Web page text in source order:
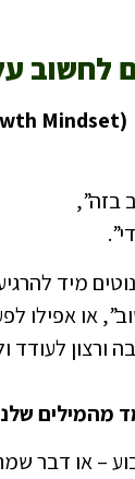
לחשוב
(Growth Mindset)
בזה”,
מיד
או אפילו
ורצון
מהמילים
– או דבר